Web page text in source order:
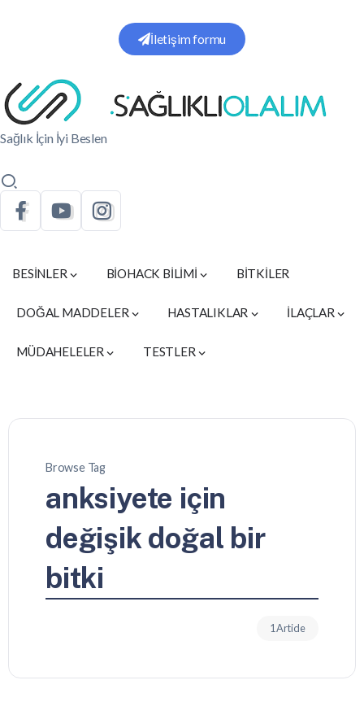
İletişim formu
Sağlık İçin İyi Beslen
BESİNLER BİOHACK BİLİMİ BİTKİLER
DOĞAL MADDELER HASTALIKLAR İLAÇLAR
MÜDAHELELER TESTLER
Browse Tag
anksiyete için
değişik doğal bir
bitki
1 Article